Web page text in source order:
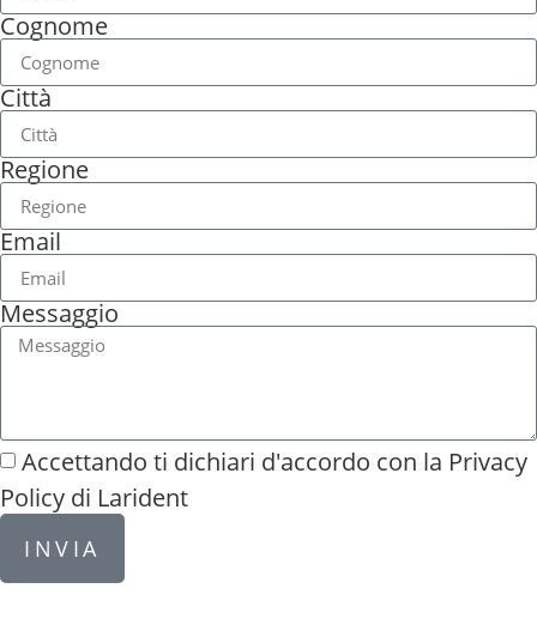
Cognome
Città
Regione
Email
Messaggio
Accettando ti dichiari d'accordo con la Privacy
Policy di Larident
INVIA